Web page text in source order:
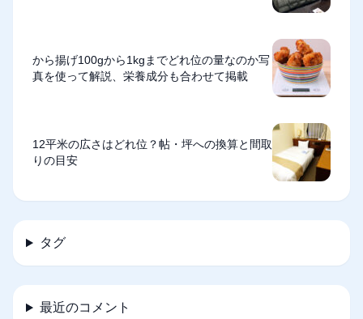
から揚げ100gから1kgまでどれ位の量なのか写
真を使って解説、栄養成分も合わせて掲載
12平米の広さはどれ位？帖・坪への換算と間取
りの目安
タグ
最近のコメント